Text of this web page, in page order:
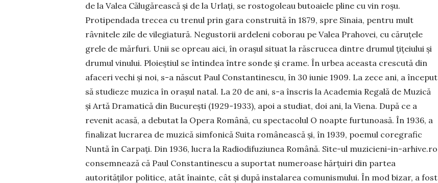
de la Valea Călugărească și de la Urlați, se rostogoleau butoaiele pline cu vin roșu.
Protipendada trecea cu trenul prin gara construită în 1879, spre Sinaia, pentru mult
râvnitele zile de vilegiatură. Negustorii ardeleni coborau pe Valea Prahovei, cu căruțele
grele de mărfuri. Unii se opreau aici, în orașul situat la răscrucea dintre drumul țițeiului și
drumul vinului. Ploieștiul se întindea între sonde și crame. În urbea aceasta crescută din
afaceri vechi și noi, s-a născut Paul Constantinescu, în 30 iunie 1909. La zece ani, a început
să studieze muzica în orașul natal. La 20 de ani, s-a înscris la Academia Regală de Muzică
și Artă Dramatică din București (1929-1933), apoi a studiat, doi ani, la Viena. După ce a
revenit acasă, a debutat la Opera Română, cu spectacolul O noapte furtunoasă. În 1936, a
finalizat lucrarea de muzică simfonică Suita românească și, în 1939, poemul coregrafic
Nuntă în Carpați. Din 1936, lucra la Radiodifuziunea Română. Site-ul muzicieni-in-arhive.ro
con­semnează că Paul Constantinescu a suportat numeroase hăr­țuiri din partea
autorităților politice, atât îna­inte, cât și după instalarea comunismului. În mod bizar, a fost